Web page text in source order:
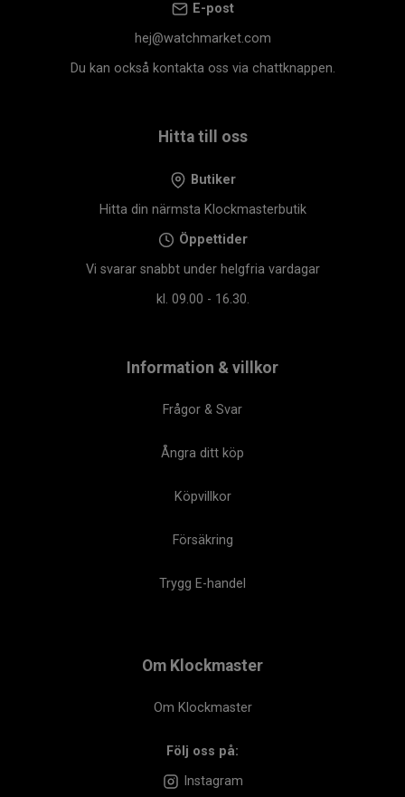
E-post
hej@watchmarket.com
Du kan också kontakta oss via chattknappen.
Hitta till oss
Butiker
Hitta din närmsta Klockmasterbutik
Öppettider
Vi svarar snabbt under helgfria vardagar
kl. 09.00 - 16.30.
Information & villkor
Frågor & Svar
Ångra ditt köp
Köpvillkor
Försäkring
Trygg E-handel
Om Klockmaster
Om Klockmaster
Följ oss på:
Instagram